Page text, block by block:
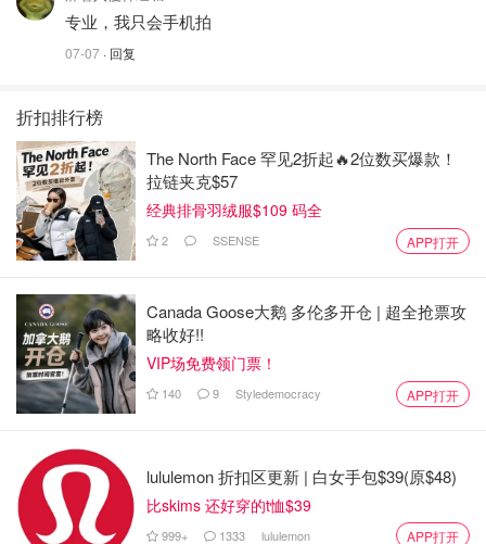
专业，我只会手机拍
07-07 · 回复
折扣排行榜
The North Face 罕见2折起🔥2位数买爆款！
拉链夹克$57
经典排骨羽绒服$109 码全
2 SSENSE APP打开
Canada Goose大鹅 多伦多开仓 | 超全抢票攻
略收好!!
VIP场免费领门票！
140 9 Styledemocracy APP打开
lululemon 折扣区更新 | 白女手包$39(原$48)
比skims 还好穿的t恤$39
999+ 1333 lululemon APP打开